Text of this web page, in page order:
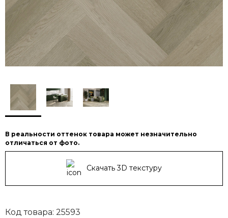
В реальности оттенок товара может незначительно
отличаться от фото.
Скачать 3D текстуру
Код товара: 25593